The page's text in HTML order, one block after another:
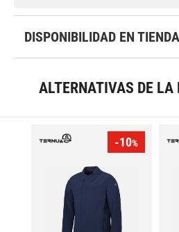
DISPONIBILIDAD EN TIENDA
ALTERNATIVAS DE
-10%